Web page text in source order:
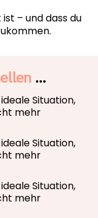
– und dass du
…
Situation,
mehr
Situation,
mehr
Situation,
mehr